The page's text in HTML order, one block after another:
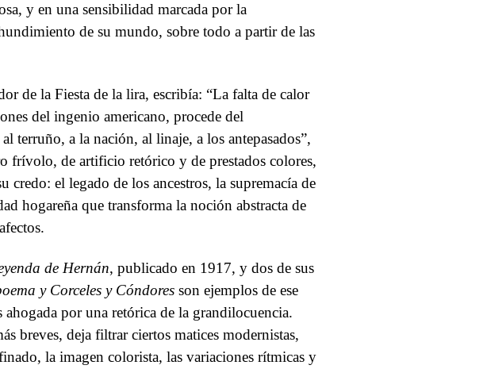
y en una sensibilidad marcada por la
de su mundo, sobre todo a partir de las
de la Fiesta de la lira, escribía: “La falta de calor
del ingenio americano, procede del
terruño, a la nación, al linaje, a los antepasados”,
frívolo, de artificio retórico y de prestados colores,
credo: el legado de los ancestros, la supremacía de
hogareña que transforma la noción abstracta de
de Hernán, publicado en 1917, y dos de sus
y Corceles y Cóndores son ejemplos de ese
ahogada por una retórica de la grandilocuencia.
breves, deja filtrar ciertos matices modernistas,
la imagen colorista, las variaciones rítmicas y